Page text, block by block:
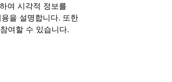
여 시각적 정보를
을 설명합니다. 또한
여할 수 있습니다.